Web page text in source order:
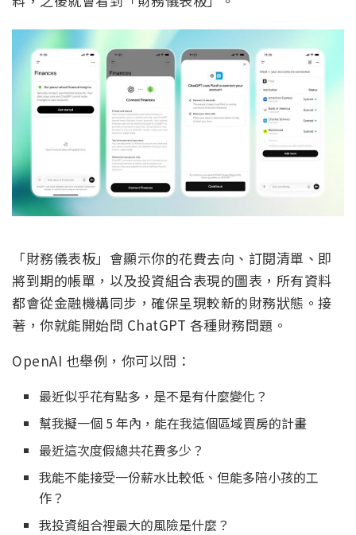
「財務儀表板」會顯示你的花費去向、訂閱清單、即
將到期的帳單，以及投資組合表現的圖表，所有資料
都會從金融機構同步，確保呈現較新的財務狀態。接
著，你就能開始問 ChatGPT 各種財務問題。
OpenAI 也舉例，你可以問：
最近似乎花有點多，是不是有什麼變化？
幫我擬一個 5 年內，能在我這個區域買房的計畫
最近這次度假總共花費多少？
我能不能接受一份薪水比較低、但能多陪小孩的工
作？
我投資組合裡最大的風險是什麼？